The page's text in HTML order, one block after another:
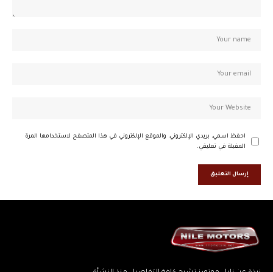
احفظ اسمي، بريدي الإلكتروني، والموقع الإلكتروني في هذا المتصفح لاستخدامها المرة
المقبلة في تعليقي.